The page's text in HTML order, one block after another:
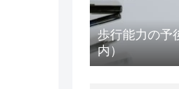
歩行能力の予
内）